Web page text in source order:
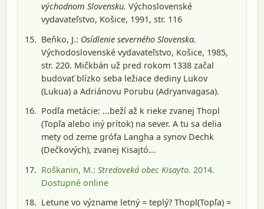
východnom Slovensku. Výchoslovenské
vydavateľstvo, Košice, 1991 , str. 116
Beňko, J.: Osídlenie severného Slovenska.
Východoslovenské vydavateľstvo, Košice, 1985,
str. 220. Mičkbán už pred rokom 1338 začal
budovať blízko seba ležiace dediny Lukov
(Lukua) a Adriánovu Porubu (Adryanvagasa).
Podľa metácie: ...beží až k rieke zvanej Thopl
(Topľa alebo iný prítok) na sever. A tu sa delia
mety od zeme grófa Langha a synov Dechk
(Dečkových), zvanej Kisajtó...
Roškanin, M.: Stredoveká obec Kisayto. 2014.
Dostupné online
Letune vo význame letný = teplý? Thopl(Topľa) =